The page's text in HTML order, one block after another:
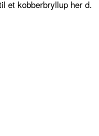
et kobberbryllup her d.